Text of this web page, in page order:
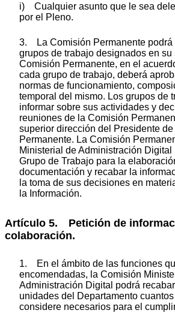
i) Cualquier asunto que le sea
por el Pleno.
3. La Comisión Permanente podrá
grupos de trabajo designados en su
Comisión Permanente, en el
cada grupo de trabajo, deberá
normas de funcionamiento,
temporal del mismo. Los grupos de
informar sobre sus actividades y
reuniones de la Comisión
superior dirección del Presidente
Permanente. La Comisión
Ministerial de Administración Digital
Grupo de Trabajo para la
documentación y recabar la
la toma de sus decisiones en
la Información.
Artículo 5. Petición de
colaboración.
1. En el ámbito de las funciones
encomendadas, la Comisión
Administración Digital podrá
unidades del Departamento
considere necesarios para el